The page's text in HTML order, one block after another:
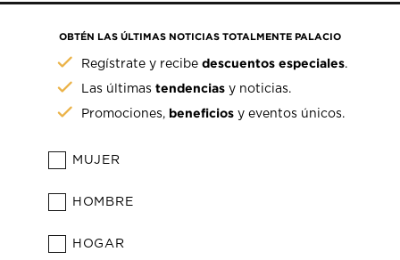
OBTÉN LAS ÚLTIMAS NOTICIAS TOTALMENTE PALACIO
Regístrate y recibedescuentos especiales.
Las últimastendencias y noticias.
Promociones, beneficios y eventos únicos.
MUJER
HOMBRE
HOGAR